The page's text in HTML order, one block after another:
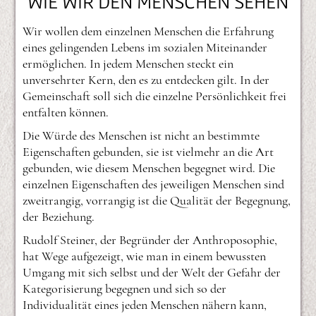
Wir wollen dem einzelnen Menschen die Erfahrung
eines gelingenden Lebens im sozialen Miteinander
ermöglichen. In jedem Menschen steckt ein
unversehrter Kern, den es zu entdecken gilt. In der
Gemeinschaft soll sich die einzelne Persönlichkeit frei
entfalten können.
Die Würde des Menschen ist nicht an bestimmte
Eigenschaften gebunden, sie ist vielmehr an die Art
gebunden, wie diesem Menschen begegnet wird. Die
einzelnen Eigenschaften des jeweiligen Menschen sind
zweitrangig, vorrangig ist die Qualität der Begegnung,
der Beziehung.
Rudolf Steiner, der Begründer der Anthroposophie,
hat Wege aufgezeigt, wie man in einem bewussten
Umgang mit sich selbst und der Welt der Gefahr der
Kategorisierung begegnen und sich so der
Individualität eines jeden Menschen nähern kann,